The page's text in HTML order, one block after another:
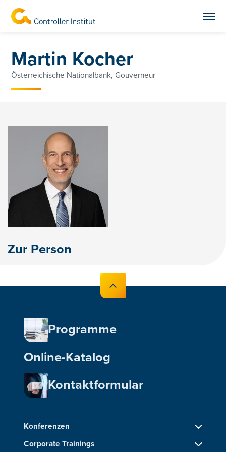
Martin Kocher
Österreichische Nationalbank, Gouverneur
Zur Person
Programme
Online-Katalog
Kontaktformular
Konferenzen
Corporate Trainings